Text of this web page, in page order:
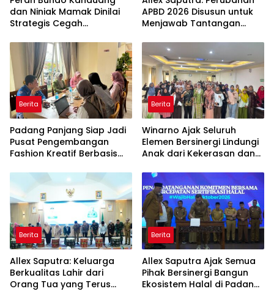
dan Niniak Mamak Dinilai
Strategis Cegah
APBD 2026 Disusun untuk
Menjawab Tantangan
Berita
Padang Panjang Siap Jadi
Pusat Pengembangan
Fashion Kreatif Berbasis
Berita
Winarno Ajak Seluruh
Elemen Bersinergi Lindungi
Anak dari Kekerasan dan
Berita
Allex Saputra: Keluarga
Berkualitas Lahir dari
Orang Tua yang Terus
Berita
Allex Saputra Ajak Semua
Pihak Bersinergi Bangun
Ekosistem Halal di Padang